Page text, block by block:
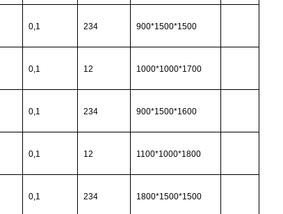
0,1 234 900*1500*1500
0,1 12 1000*1000*1700
0,1 234 900*1500*1600
0,1 12 1100*1000*1800
0,1 234 1800*1500*1500